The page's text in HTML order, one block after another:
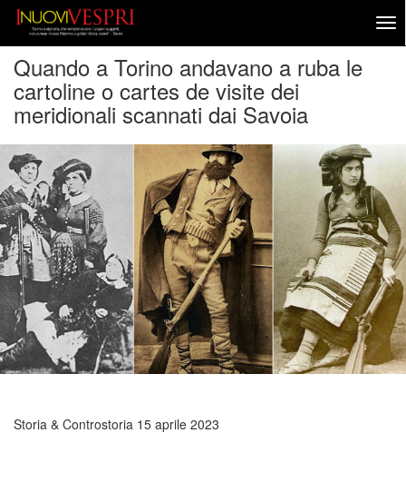
Quando a Torino andavano a ruba le
cartoline o cartes de visite dei
meridionali scannati dai Savoia
Storia & Controstoria 15 aprile 2023